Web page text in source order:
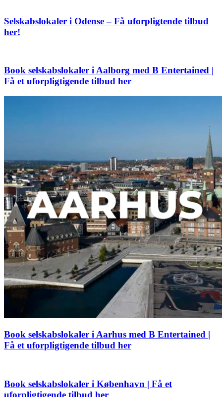
Selskabslokaler i Odense – Få uforpligtende tilbud
her!
Book selskabslokaler i Aalborg med B Entertained |
Få et uforpligtigende tilbud her
Book selskabslokaler i Aarhus med B Entertained |
Få et uforpligtigende tilbud her
Book selskabslokaler i København | Få et
uforpligtigende tilbud her